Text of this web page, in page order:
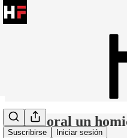
Suscribirse Iniciar sesión
Beto Coral un